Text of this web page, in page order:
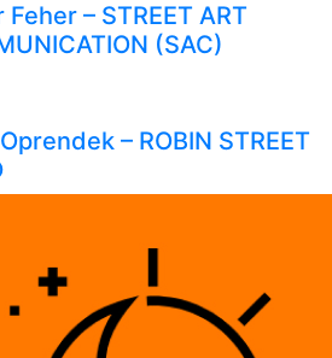
– STREET ART
(SAC)
– ROBIN STREET